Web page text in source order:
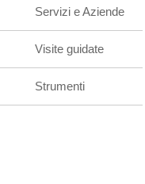
Servizi e Aziende
Visite guidate
Strumenti